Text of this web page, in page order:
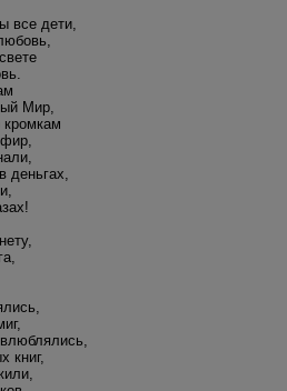
все дети,
Мир,
деньгах,
книг,